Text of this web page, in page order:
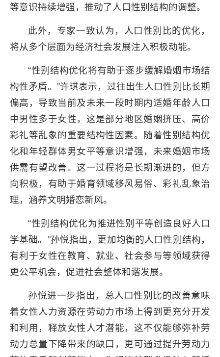
等意识持续增强，推动了人口性别结构的调整。
此外，专家一致认为，人口性别比的优化，
将从多个层面为经济社会发展注入积极动能。
“性别结构优化将有助于逐步缓解婚姻市场结
构性矛盾。”许琪表示，过往出生人口性别比长期
偏高，导致当前及未来一段时期内适婚年龄人口
中男性多于女性，这是部分地区婚姻挤压、高价
彩礼等乱象的重要结构性因素。随着性别结构优
化和年轻群体男女平等意识增强，未来婚姻市场
供需有望改善。这一过程将是长期渐进的，但方
向积极，有助于婚育领域移风易俗、彩礼乱象治
理，涵养文明婚恋新风。
“性别结构优化为推进性别平等创造良好人口
学基础。”孙悦指出，更加均衡的人口性别结构，
有利于女性在教育、就业、社会参与等领域获得
更公平机会，促进社会整体和谐发展。
孙悦进一步指出，总人口性别比的改善意味
着女性人力资源在劳动力市场上得到更充分开发
和利用，释放女性人才潜能，这不仅能够弥补劳
动力总量下降带来的缺口，更可通过提升劳动力